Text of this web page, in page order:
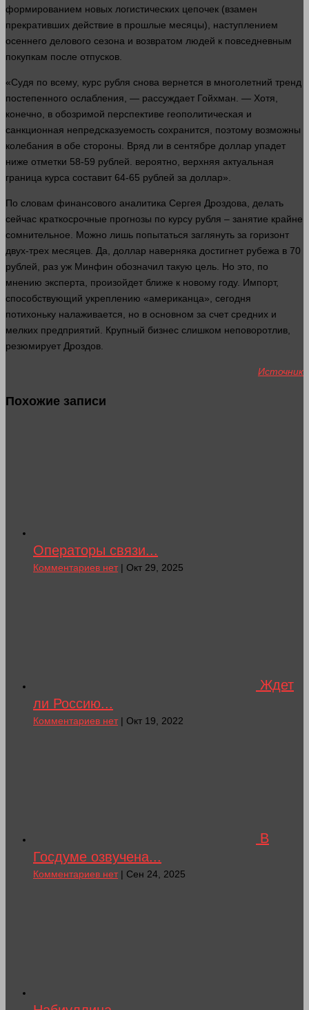
формированием новых логистических цепочек (взамен
прекративших действие в прошлые месяцы), наступлением
осеннего делового сезона и возвратом людей к повседневным
покупкам после отпусков.
«Судя по всему, курс рубля снова вернется в многолетний тренд
постепенного ослабления, — рассуждает Гойхман. — Хотя,
конечно, в обозримой перспективе геополитическая и
санкционная непредсказуемость сохранится, поэтому возможны
колебания в обе стороны . Вряд ли в сентябре доллар упадет
ниже отметки 58-59 рублей вероятно , верхняя актуальная
граница курса составит 64-65 рублей за доллар».
По словам финансового аналитика Сергея Дроздова, делать
сейчас краткосрочные прогнозы по курсу рубля – занятие крайне
сомнительное. Можно лишь попытаться заглянуть за горизонт
двух-трех месяцев. Да, доллар наверняка достигнет рубежа в 70
рублей , раз уж Минфин обозначил такую цель. Но это, по
мнению эксперта, произойдет ближе к новому году. Импорт,
способствующий укреплению «американца», сегодня
потихоньку налаживается, но в основном за счет средних и
мелких предприятий. Крупный бизнес слишком неповоротлив,
резюмирует Дроздов.
Источник
Похожие записи
Операторы связи...
Комментариев нет| Окт 29, 2025
Ждет
ли Россию...
Комментариев нет| Окт 19, 2022
В
Госдуме озвучена...
Комментариев нет| Сен 24, 2025